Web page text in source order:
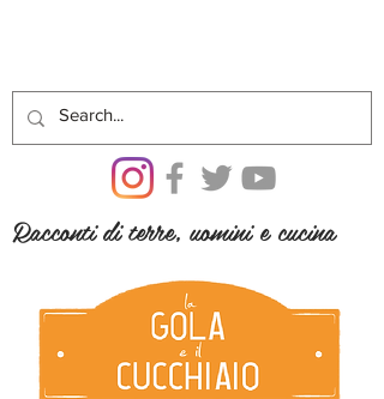
Racconti di terre, uomini e cucina